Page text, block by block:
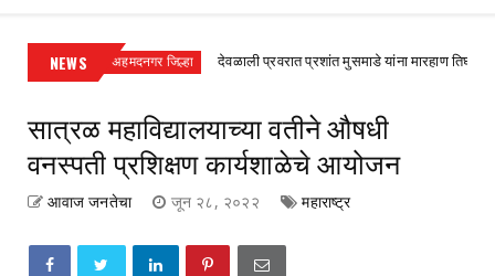
NEWS
अहमदनगर जिल्हा देवळाली प्रवरात प्रशांत मुसमाडे यांना मारहाण तिघांविरुद्ध राहुरी
सात्रळ महाविद्यालयाच्या वतीने औषधी
वनस्पती प्रशिक्षण कार्यशाळेचे आयोजन
आवाज जनतेचा जून २८, २०२२ महाराष्ट्र